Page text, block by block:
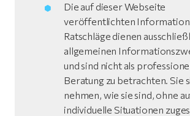
Die auf dieser Webseite
veröffentlichten
Ratschläge dienen
allgemeinen
und sind nicht als
Beratung zu betrachten. Sie
nehmen, wie sie sind, ohne
individuelle Situationen